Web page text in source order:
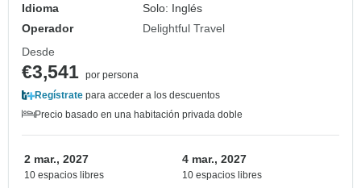
Idioma
Solo: Inglés
Operador
Delightful Travel
Desde
€3,541 por persona
Regístrate para acceder a los descuentos
Precio basado en una habitación privada doble
2 mar., 2027
10 espacios libres
4 mar., 2027
10 espacios libres